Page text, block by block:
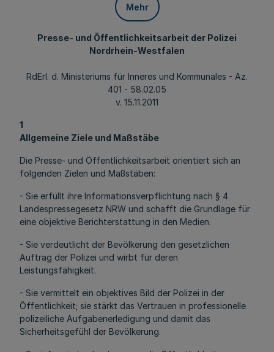
Mehr
Presse- und Öffentlichkeitsarbeit der Polizei
Nordrhein-Westfalen
RdErl. d. Ministeriums für Inneres und Kommunales - Az.
401 - 58.02.05
v. 15.11.2011
1
Allgemeine Ziele und Maßstäbe
Die Presse- und Öffentlichkeitsarbeit orientiert sich an
folgenden Zielen und Maßstäben:
- Sie erfüllt ihre Informationsverpflichtung nach § 4
Landespressegesetz NRW und schafft die Grundlage für
eine objektive Berichterstattung in den Medien.
- Sie verdeutlicht der Bevölkerung den gesetzlichen
Auftrag der Polizei und wirbt für deren
Leistungsfähigkeit.
- Sie vermittelt ein objektives Bild der Polizei in der
Öffentlichkeit; sie stärkt das Vertrauen in professionelle
polizeiliche Aufgabenerledigung und damit das
Sicherheitsgefühl der Bevölkerung.